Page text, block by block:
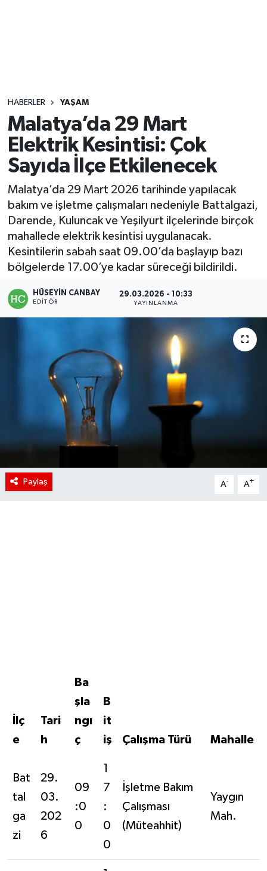
HABERLER YAŞAM
Malatya’da 29 Mart
Elektrik Kesintisi: Çok
Sayıda İlçe Etkilenecek
Malatya’da 29 Mart 2026 tarihinde yapılacak
bakım ve işletme çalışmaları nedeniyle Battalgazi,
Darende, Kuluncak ve Yeşilyurt ilçelerinde birçok
mahallede elektrik kesintisi uygulanacak.
Kesintilerin sabah saat 09.00’da başlayıp bazı
bölgelerde 17.00’ye kadar süreceği bildirildi.
HÜSEYIN CANBAY
EDITÖR
29.03.2026 - 10:33
YAYINLANMA
Paylaş A- A+
İlç
e
Tari
h
Ba
şla
ngı
ç
B
it
iş
Çalışma Türü Mahalle
Bat
tal
ga
zi
29.
03.
202
6
09
:0
0
1
7
:
0
0
İşletme Bakım
Çalışması
(Müteahhit)
Yaygın
Mah.
Yaşam